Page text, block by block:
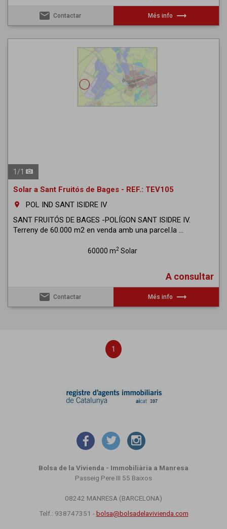
email Contactar Més info trending_flat
1 /1
Solar a Sant Fruitós de Bages - REF.: TEV105
room
POL IND SANT ISIDRE IV
SANT FRUITÓS DE BAGES -POLÍGON SANT ISIDRE IV.
Terreny de 60.000 m2 en venda amb una parcel.la ...
60000 m2Solar
A consultar
email Contactar Més info trending_flat
1
Bolsa de la Vivienda - Immobiliària a Manresa
Passeig Pere III 55 Baixos
08242 MANRESA (BARCELONA)
Telf.: 938747351 -bolsa@bolsadelavivienda.com